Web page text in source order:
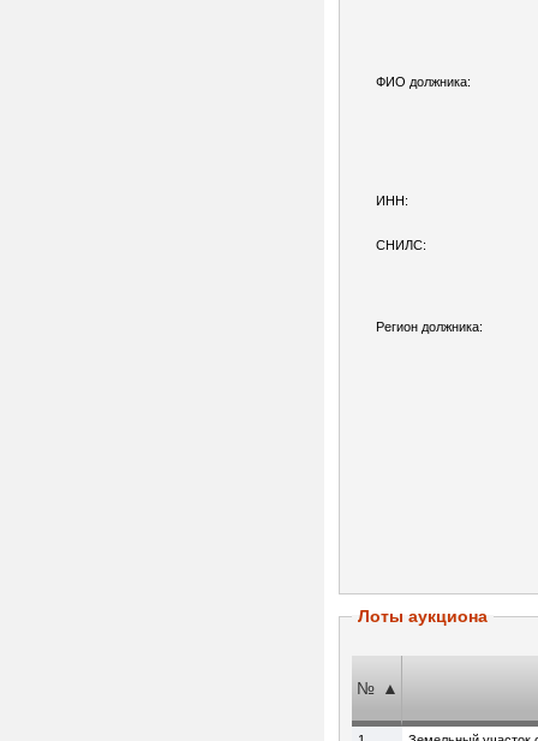
ФИО должника:
ИНН:
СНИЛС:
Регион должника:
Лоты аукциона
№ ▲